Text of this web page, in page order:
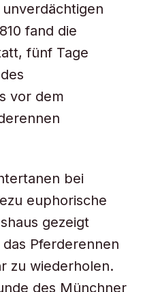
fand die
fünf Tage
vor dem
bei
euphorische
gezeigt
Pferderennen
zu wiederholen.
des Münchner